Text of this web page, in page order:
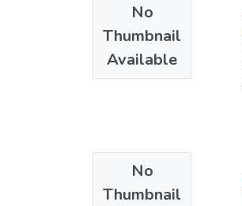
No
Thumbnail
Available
No
Thumbnail